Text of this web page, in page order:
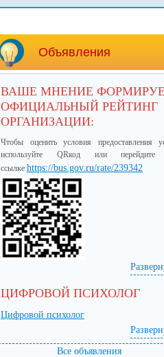
Объявления
ВАШЕ МНЕНИЕ
ОФИЦИАЛЬНЫЙ РЕЙТИНГ
ОРГАНИЗАЦИИ:
Чтобы оценить условия предоставления
используйте QRкод или
ссылке https://bus.gov.ru/rate/239342
ЦИФРОВОЙ ПСИХОЛОГ
Цифровой психолог
Все объявления